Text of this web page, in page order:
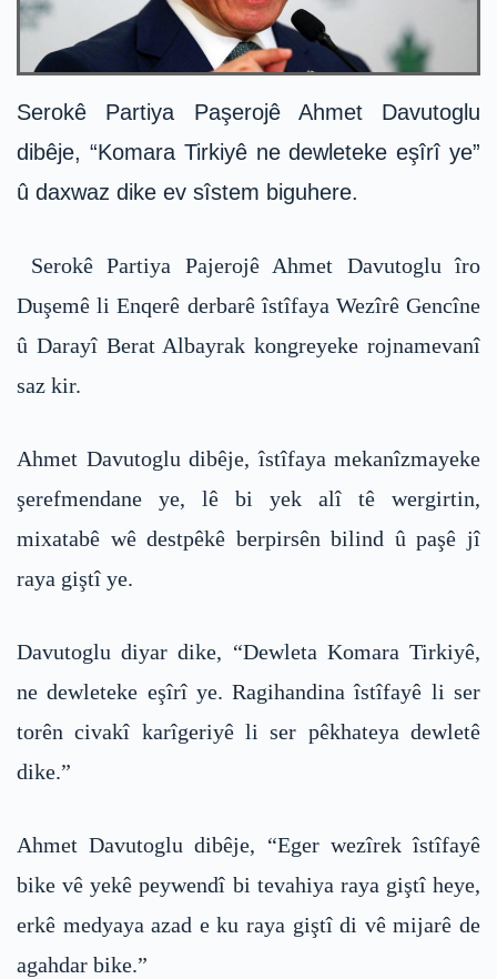
Serokê Partiya Paşerojê Ahmet Davutoglu
dibêje, “Komara Tirkiyê ne dewleteke eşîrî ye”
û daxwaz dike ev sîstem biguhere.
Serokê Partiya Pajerojê Ahmet Davutoglu îro
Duşemê li Enqerê derbarê îstîfaya Wezîrê Gencîne
û Darayî Berat Albayrak kongreyeke rojnamevanî
saz kir.
Ahmet Davutoglu dibêje, îstîfaya mekanîzmayeke
şerefmendane ye, lê bi yek alî tê wergirtin,
mixatabê wê destpêkê berpirsên bilind û paşê jî
raya giştî ye.
Davutoglu diyar dike, “Dewleta Komara Tirkiyê,
ne dewleteke eşîrî ye. Ragihandina îstîfayê li ser
torên civakî karîgeriyê li ser pêkhateya dewletê
dike.”
Ahmet Davutoglu dibêje, “Eger wezîrek îstîfayê
bike vê yekê peywendî bi tevahiya raya giştî heye,
erkê medyaya azad e ku raya giştî di vê mijarê de
agahdar bike.”